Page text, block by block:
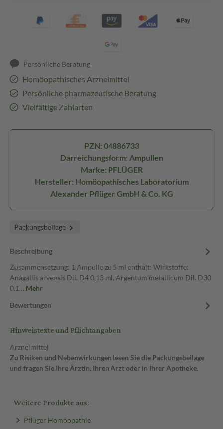
Persönliche Beratung
Homöopathisches Arzneimittel
Persönliche pharmazeutische Beratung
Vielfältige Zahlarten
PZN: 04886733
Darreichungsform: Ampullen
Marke: PFLÜGER
Hersteller: Homöopathisches Laboratorium
Alexander Pflüger GmbH & Co. KG
Packungsbeilage
Beschreibung
Zusammensetzung: 1 Ampulle zu 5 ml enthält: Wirkstoffe:
Anagallis arvensis Dil. D4 0,13 ml, Argentum metallicum Dil. D30
0,1… Mehr
Bewertungen
Hinweistexte und Pflichtangaben
Arzneimittel
Zu Risiken und Nebenwirkungen lesen Sie die Packungsbeilage
und fragen Sie Ihre Ärztin, Ihren Arzt oder in Ihrer Apotheke.
Weitere Produkte aus:
Pflüger Homöopathie